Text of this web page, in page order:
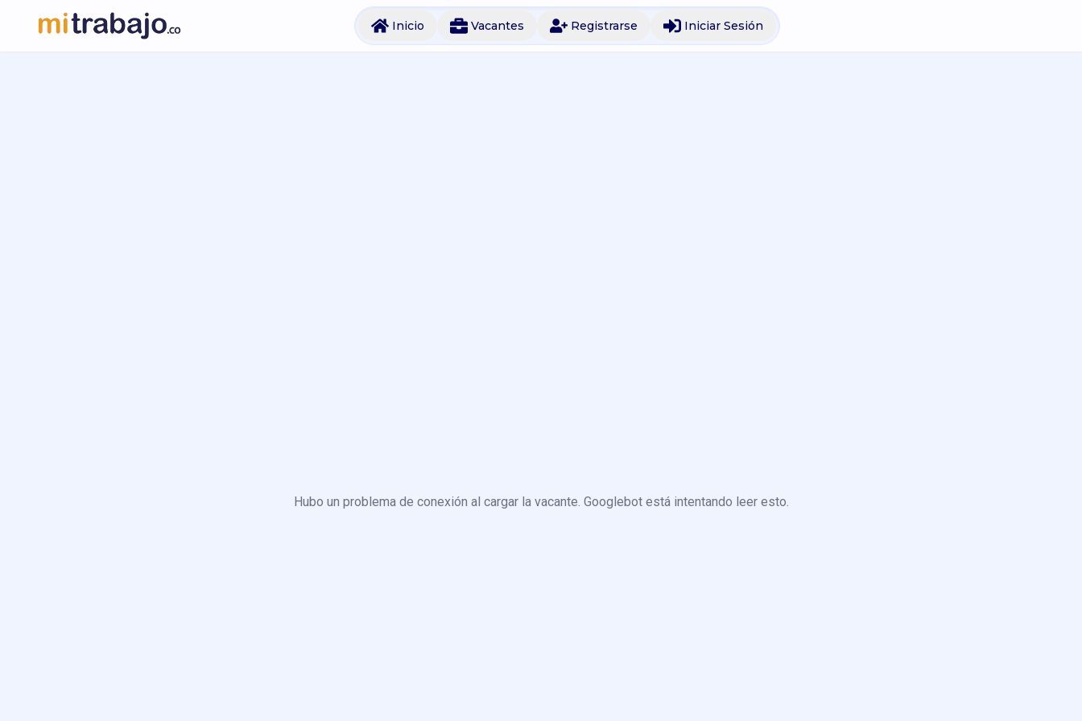
Inicio Vacantes Registrarse Iniciar Sesión
Hubo un problema de conexión al cargar la vacante. Googlebot está intentando leer esto.